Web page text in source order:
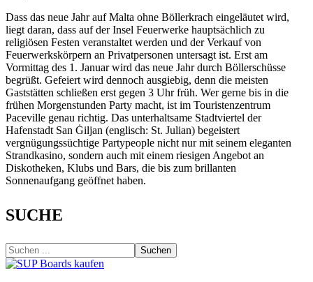
Dass das neue Jahr auf Malta ohne Böllerkrach eingeläutet wird,
liegt daran, dass auf der Insel Feuerwerke hauptsächlich zu
religiösen Festen veranstaltet werden und der Verkauf von
Feuerwerkskörpern an Privatpersonen untersagt ist. Erst am
Vormittag des 1. Januar wird das neue Jahr durch Böllerschüsse
begrüßt. Gefeiert wird dennoch ausgiebig, denn die meisten
Gaststätten schließen erst gegen 3 Uhr früh. Wer gerne bis in die
frühen Morgenstunden Party macht, ist im Touristenzentrum
Paceville genau richtig. Das unterhaltsame Stadtviertel der
Hafenstadt San Ġiljan (englisch: St. Julian) begeistert
vergnügungssüchtige Partypeople nicht nur mit seinem eleganten
Strandkasino, sondern auch mit einem riesigen Angebot an
Diskotheken, Klubs und Bars, die bis zum brillanten
Sonnenaufgang geöffnet haben.
SUCHE
Suchen